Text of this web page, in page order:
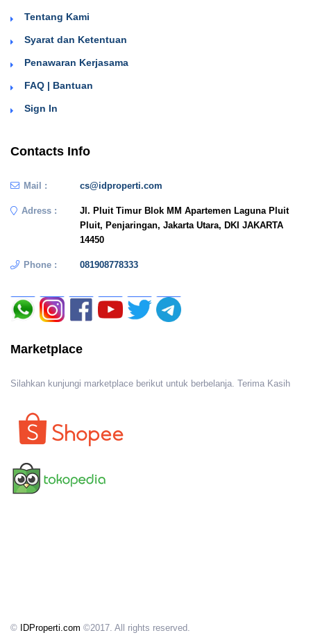
Tentang Kami
Syarat dan Ketentuan
Penawaran Kerjasama
FAQ | Bantuan
Sign In
Contacts Info
Mail : cs@idproperti.com
Adress :
Jl. Pluit Timur Blok MM Apartemen Laguna Pluit
Pluit, Penjaringan, Jakarta Utara, DKI JAKARTA
14450
Phone : 081908778333
Marketplace
Silahkan kunjungi marketplace berikut untuk berbelanja. Terima Kasih
© IDProperti.com ©2017. All rights reserved.